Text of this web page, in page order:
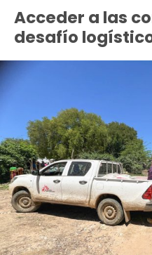
Acceder a las
desafío